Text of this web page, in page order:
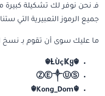
فـ نحن نوفر لك تشكيلة كبيرة
جميع الرموز التعبيرية التي
ما عليك سوى أن تقوم بـ نسخ
☬Ƚ︎ÙçҜყ︎☬
ⓏⒺ༒ⓊⓈ
☬Kong_Dom☬